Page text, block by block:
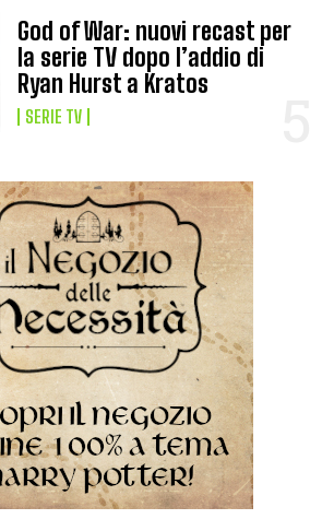
God of War: nuovi recast per
la serie TV dopo l’addio di
Ryan Hurst a Kratos
SERIE TV